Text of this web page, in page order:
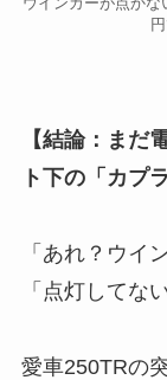
【結論：まだ
ト下の「カプ
「あれ？ウイ
「点灯してな
愛車250TRの